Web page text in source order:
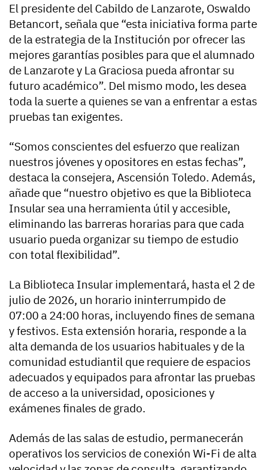
El presidente del Cabildo de Lanzarote, Oswaldo
Betancort, señala que “esta iniciativa forma parte
de la estrategia de la Institución por ofrecer las
mejores garantías posibles para que el alumnado
de Lanzarote y La Graciosa pueda afrontar su
futuro académico”. Del mismo modo, les desea
toda la suerte a quienes se van a enfrentar a estas
pruebas tan exigentes.
“Somos conscientes del esfuerzo que realizan
nuestros jóvenes y opositores en estas fechas”,
destaca la consejera, Ascensión Toledo. Además,
añade que “nuestro objetivo es que la Biblioteca
Insular sea una herramienta útil y accesible,
eliminando las barreras horarias para que cada
usuario pueda organizar su tiempo de estudio
con total flexibilidad”.
La Biblioteca Insular implementará, hasta el 2 de
julio de 2026, un horario ininterrumpido de
07:00 a 24:00 horas, incluyendo fines de semana
y festivos. Esta extensión horaria, responde a la
alta demanda de los usuarios habituales y de la
comunidad estudiantil que requiere de espacios
adecuados y equipados para afrontar las pruebas
de acceso a la universidad, oposiciones y
exámenes finales de grado.
Además de las salas de estudio, permanecerán
operativos los servicios de conexión Wi-Fi de alta